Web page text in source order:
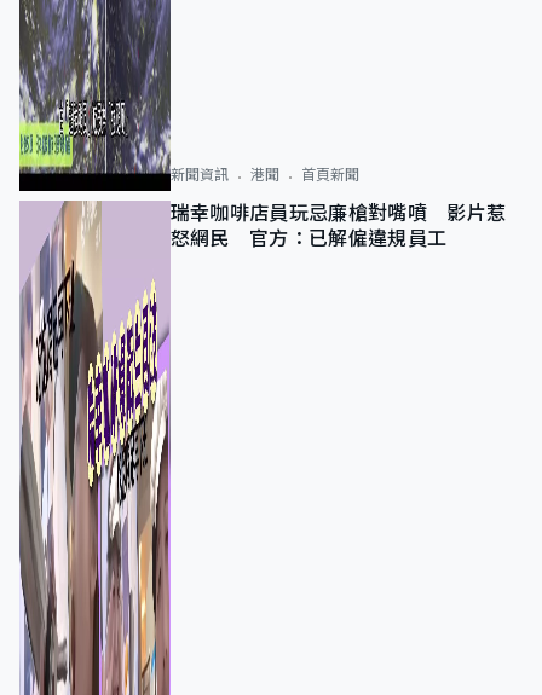
新聞資訊 港聞 首頁新聞
瑞幸咖啡店員玩忌廉槍對嘴噴 影片惹
怒網民 官方：已解僱違規員工